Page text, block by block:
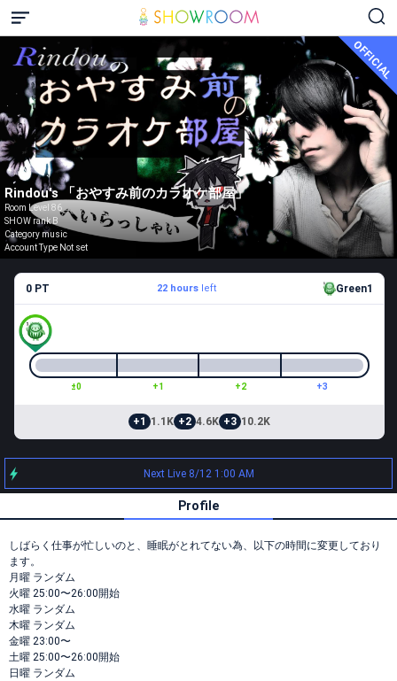
OFFICIAL
Rindou's 「おやすみ前のカラオケ部屋」
Room Level 86
SHOW rank B
Category music
Account Type Not set
0 PT 22 hoursleft Green1
±0 +1 +2 +3
+1 1.1K +2 4.6K +3 10.2K
Next Live 8/12 1:00 AM
Profile
しばらく仕事が忙しいのと、睡眠がとれてない為、以下の時間に変更しており
ます。
月曜 ランダム
火曜 25:00〜26:00開始
水曜 ランダム
木曜 ランダム
金曜 23:00〜
土曜 25:00〜26:00開始
日曜 ランダム